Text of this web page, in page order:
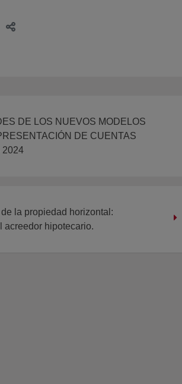
DE LOS NUEVOS MODELOS
DE CUENTAS
2024
la propiedad horizontal:
acreedor hipotecario.